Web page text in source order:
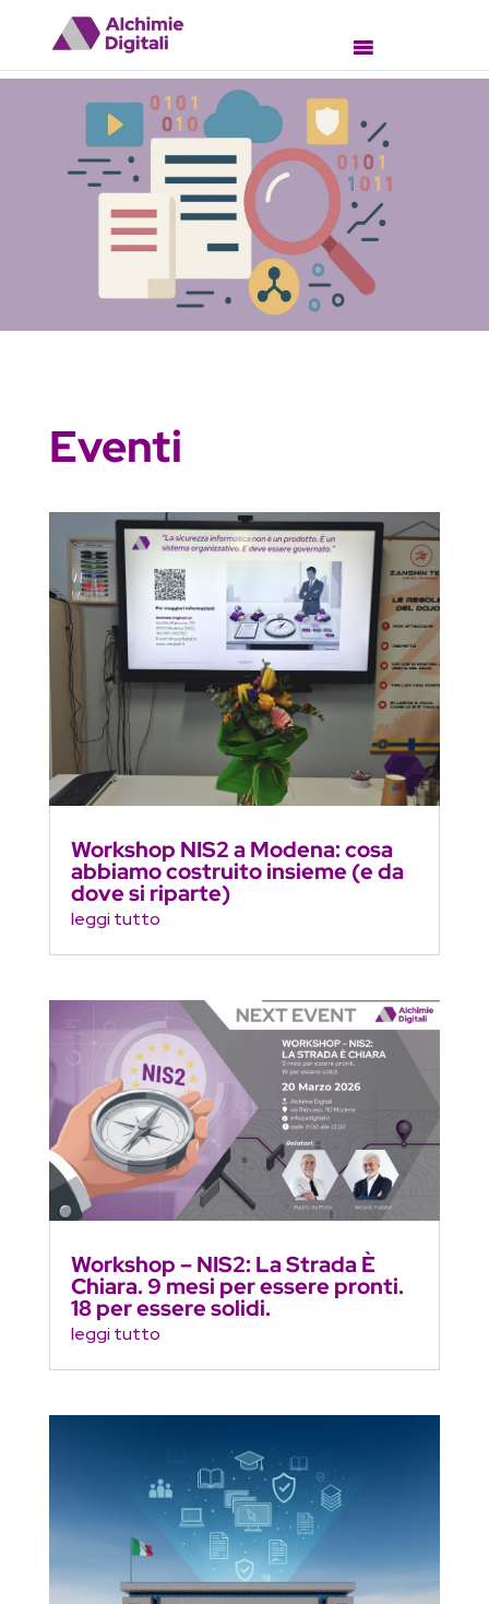
Eventi
Workshop NIS2 a Modena: cosa
abbiamo costruito insieme (e da
dove si riparte)
leggi tutto
Workshop – NIS2: La Strada È
Chiara. 9 mesi per essere pronti.
18 per essere solidi.
leggi tutto